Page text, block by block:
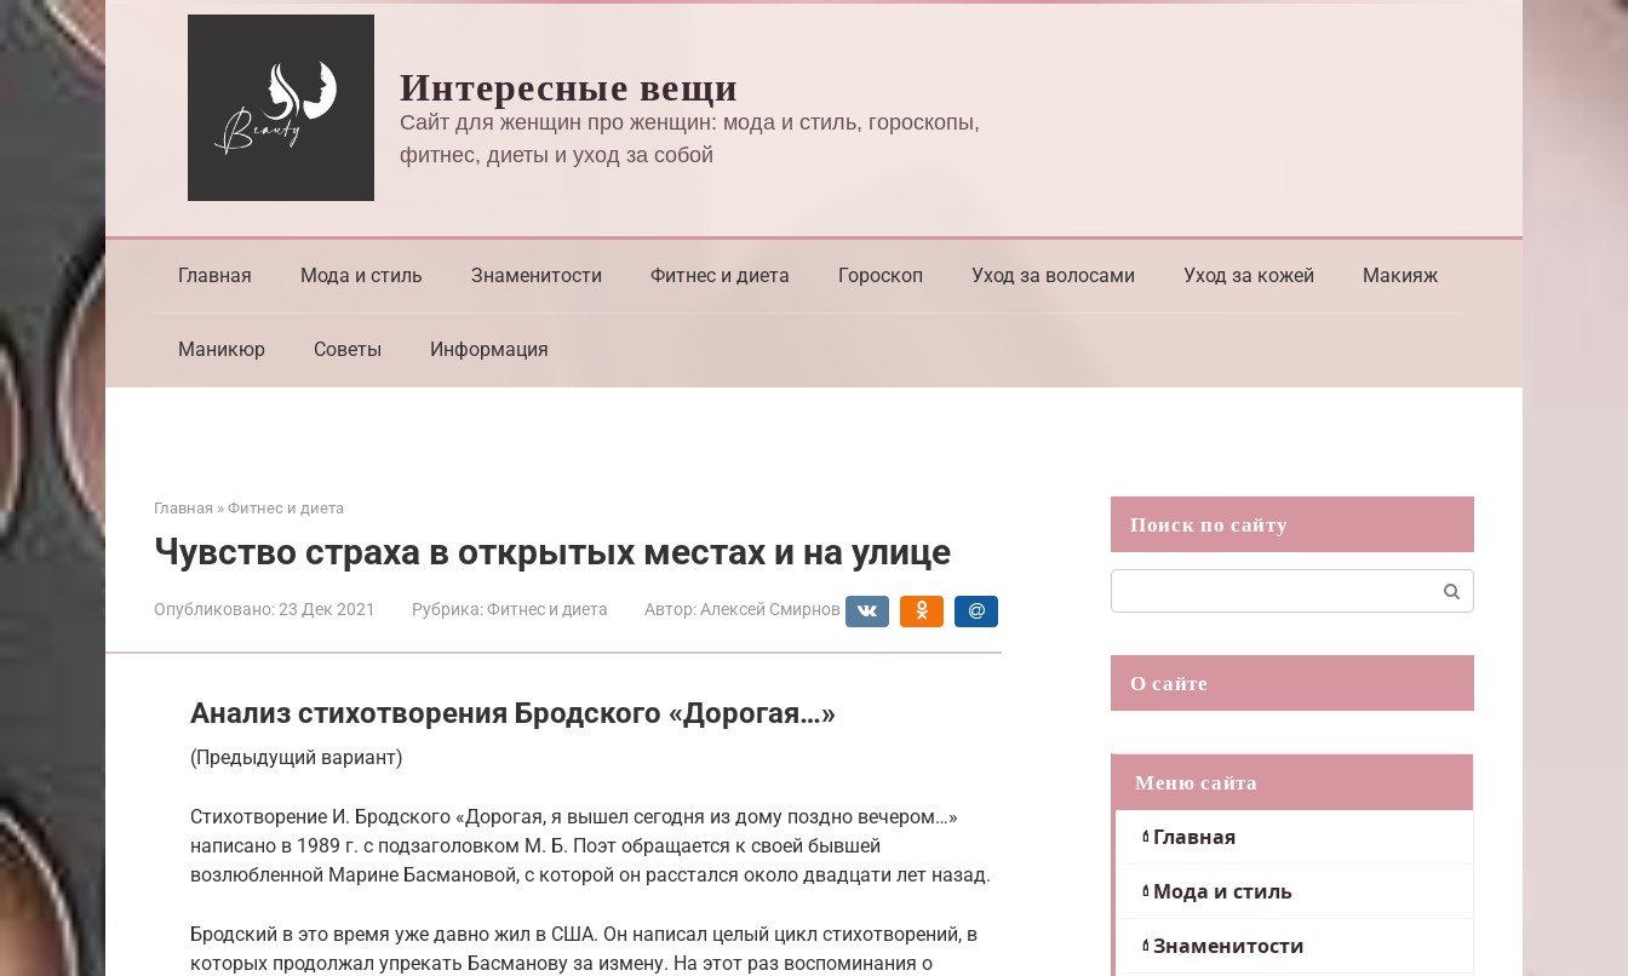
Перейти
к
контенту
Интересные вещи
Сайт для женщин про женщин: мода и стиль, гороскопы,
фитнес, диеты и уход за собой
Главная Мода и стиль Знаменитости Фитнес и диета Гороскоп Уход за волосами Уход за кожей Макияж
Маникюр Советы Информация
Главная » Фитнес и диета
Чувство страха в открытых местах и на улице
Опубликовано:23 Дек 2021 Рубрика:Фитнес и диета Автор: Алексей Смирнов
Анализ стихотворения Бродского «Дорогая…»
(Предыдущий вариант)
Стихотворение И. Бродского «Дорогая, я вышел сегодня из дому поздно вечером…»
написано в 1989 г. с подзаголовком М. Б. Поэт обращается к своей бывшей
возлюбленной Марине Басмановой, с которой он расстался около двадцати лет назад.
Бродский в это время уже давно жил в США. Он написал целый цикл стихотворений, в
которых продолжал упрекать Басманову за измену. На этот раз воспоминания о
Поиск по сайту
О сайте
Меню сайта
Главная
Мода и стиль
Знаменитости